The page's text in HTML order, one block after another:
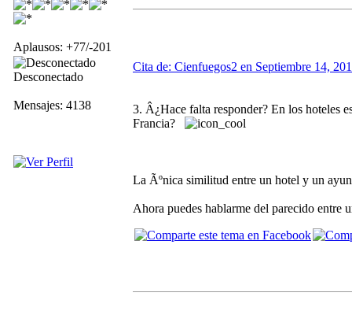
Aplausos: +77/-201
Desconectado
Mensajes: 4138
Cita de: Cienfuegos2 en Septiembre 14,
3. Â¿Hace falta responder? En los hoteles
Francia?
La Ãºnica similitud entre un hotel y un
Ahora puedes hablarme del parecido